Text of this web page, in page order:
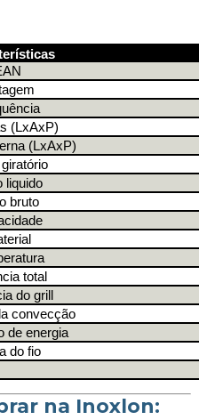
(LxAxP)
(LxAxP)
liquido
bruto
total
do grill
convecção
de energia
do fio
na Inoxlon: